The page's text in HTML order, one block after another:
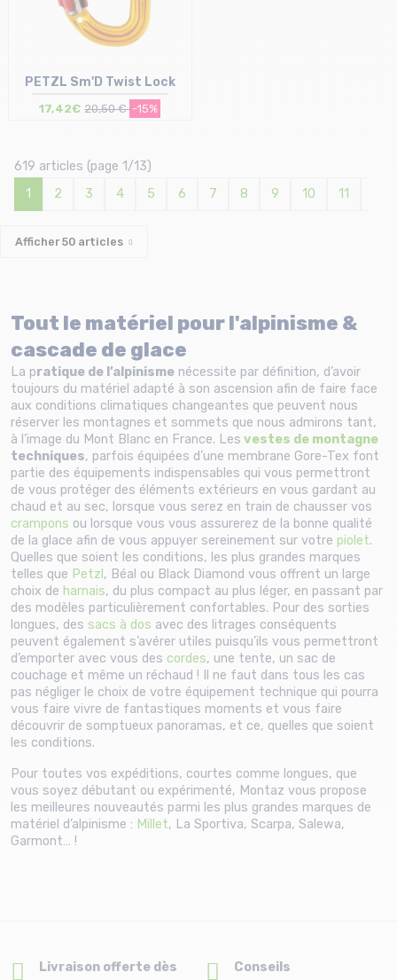
Taille en stock
PETZL Sm'D Twist Lock
17,42€ 20,50 € -15%
619 articles (page 1/13)
1
2 3 4 5 6 7 8 9 10 11
Afficher50 articles
Tout le matériel pour l'alpinisme &
cascade de glace
La pratique de l’alpinisme nécessite par définition, d’avoir
toujours du matériel adapté à son ascension afin de faire face
aux conditions climatiques changeantes que peuvent nous
réserver les montagnes et sommets que nous admirons tant,
à l’image du Mont Blanc en France. Les vestes de montagne
techniques, parfois équipées d’une membrane Gore-Tex font
partie des équipements indispensables qui vous permettront
de vous protéger des éléments extérieurs en vous gardant au
chaud et au sec, lorsque vous serez en train de chausser vos
crampons ou lorsque vous vous assurerez de la bonne qualité
de la glace afin de vous appuyer sereinement sur votre piolet.
Quelles que soient les conditions, les plus grandes marques
telles que Petzl , Béal ou Black Diamond vous offrent un large
choix de harnais, du plus compact au plus léger, en passant par
des modèles particulièrement confortables. Pour des sorties
longues, des sacs à dos avec des litrages conséquents
peuvent également s’avérer utiles puisqu’ils vous permettront
d’emporter avec vous des cordes, une tente, un sac de
couchage et même un réchaud ! Il ne faut dans tous les cas
pas négliger le choix de votre équipement technique qui pourra
vous faire vivre de fantastiques moments et vous faire
découvrir de somptueux panoramas, et ce, quelles que soient
les conditions.
Pour toutes vos expéditions, courtes comme longues, que
vous soyez débutant ou expérimenté, Montaz vous propose
les meilleures nouveautés parmi les plus grandes marques de
matériel d’alpinisme : Millet, La Sportiva, Scarpa, Salewa,
Garmont… !
Livraison offerte dès
Conseils